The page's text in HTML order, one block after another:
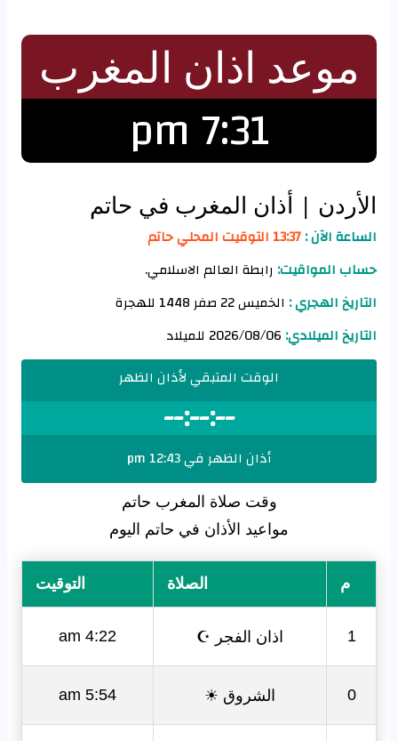
موعد اذان المغرب
7:31 pm
الأردن | أذان المغرب في حاتم
الساعة الآن :13:37 التوقيت المحلي حاتم
حساب المواقيت: رابطة العالم الاسلامي.
التاريخ الهجري : الخميس 22 صفر 1448 للهجرة
التاريخ الميلادي:
الوقت المتبقي لأذان الظهر
--:--:--
أذان الظهر في 12:43 pm
وقت صلاة المغرب حاتم
مواعيد الأذان في حاتم اليوم
م الصلاة التوقيت
1 اذان الفجر ☪ 4:22 am
0 الشروق ☀ 5:54 am